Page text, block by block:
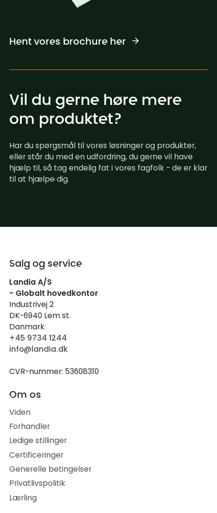
Hent vores brochure her
Vil du gerne høre mere
om produktet?
Har du spørgsmål til vores løsninger og produkter,
eller står du med en udfordring, du gerne vil have
hjælp til, så tag endelig fat i vores fagfolk - de er klar
til at hjælpe dig.
Salg og service
Landia A/S
- Globalt hovedkontor
Industrivej 2
DK-6940 Lem st.
Danmark
+45 9734 1244
info@landia.dk
CVR-nummer: 53608310
Om os
Viden
Forhandler
Ledige stillinger
Certificeringer
Generelle betingelser
Privatlivspolitik
Lærling